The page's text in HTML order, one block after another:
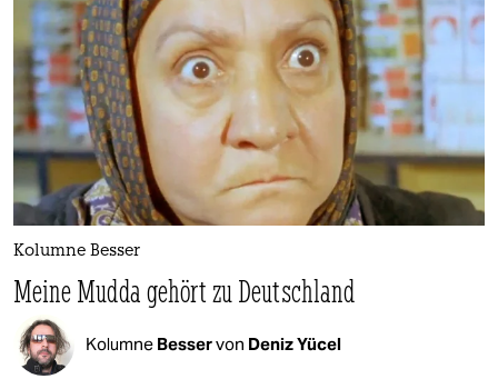
Kolumne Besser
Meine Mudda gehört zu Deutschland
Kolumne Besservon Deniz Yücel